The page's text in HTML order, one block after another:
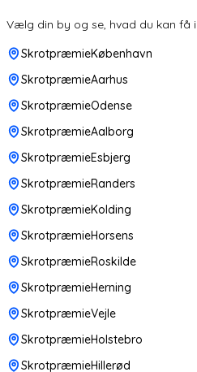
Vælg din by og se, hvad du kan få
SkrotpræmieKøbenhavn
SkrotpræmieAarhus
SkrotpræmieOdense
SkrotpræmieAalborg
SkrotpræmieEsbjerg
SkrotpræmieRanders
SkrotpræmieKolding
SkrotpræmieHorsens
SkrotpræmieRoskilde
SkrotpræmieHerning
SkrotpræmieVejle
SkrotpræmieHolstebro
SkrotpræmieHillerød